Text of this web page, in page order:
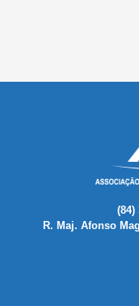
(84)
R. Maj. Afonso